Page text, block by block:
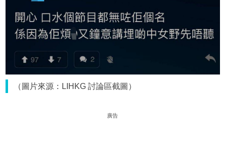
（圖片來源：LIHKG 討論區截圖）
廣告